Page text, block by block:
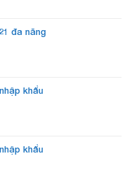
đa năng
khẩu
khẩu